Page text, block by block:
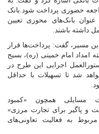
حضوری پرداخت شود.بانک
بانک‌های محوری تعیین
داشته باشند.
مسیر، گفت: پرداخت‌ها قرار
امداد امام خمینی (ره)، بسیج
اجرایی این طرح در
شد تا تسهیلات با حداقل
مسایلی همچون «کمبود
و پاگیر برای تجارت مرزی»
به فعالیت تعاونی‌های